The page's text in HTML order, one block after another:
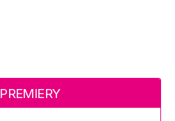
PREMIERY